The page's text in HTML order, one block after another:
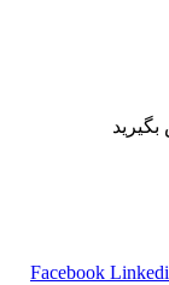
Facebook